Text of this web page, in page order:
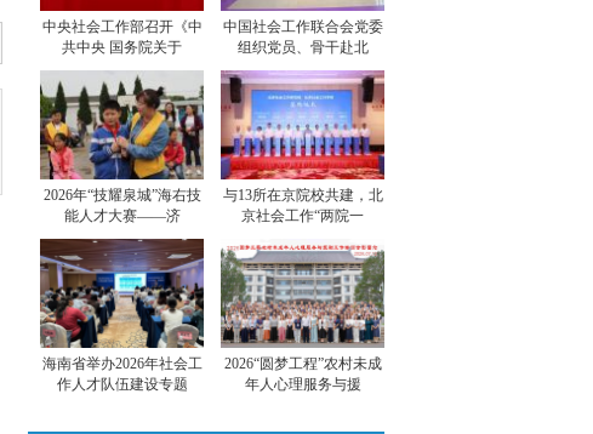
中央社会工作部召开《中
共中央 国务院关于
中国社会工作联合会党委
组织党员、骨干赴北
2026年“技耀泉城”海右技
能人才大赛——济
与13所在京院校共建，北
京社会工作“两院一
海南省举办2026年社会工
作人才队伍建设专题
2026“圆梦工程”农村未成
年人心理服务与援